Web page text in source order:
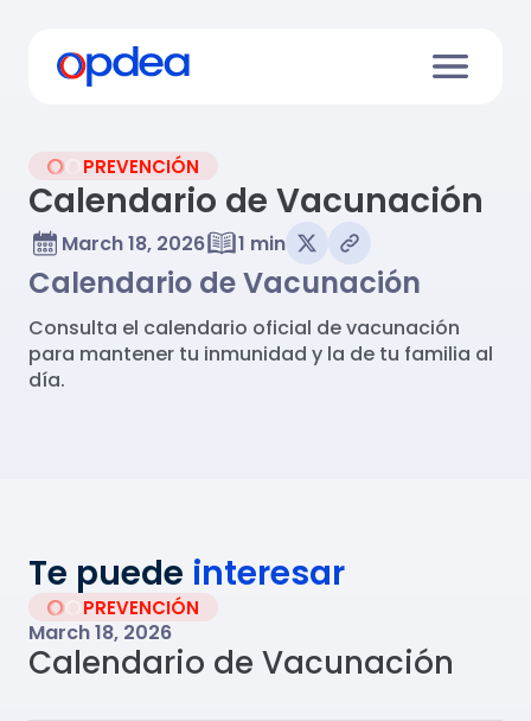
PREVENCIÓN
Calendario de Vacunación
March 18, 2026 1 min
Calendario de Vacunación
Consulta el calendario oficial de vacunación
para mantener tu inmunidad y la de tu familia al
día.
Te puede interesar
PREVENCIÓN
March 18, 2026
Calendario de Vacunación